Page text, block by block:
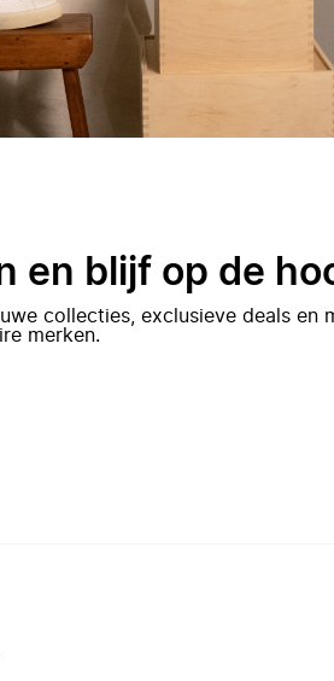
en blijf op de
collecties, exclusieve deals en
merken.